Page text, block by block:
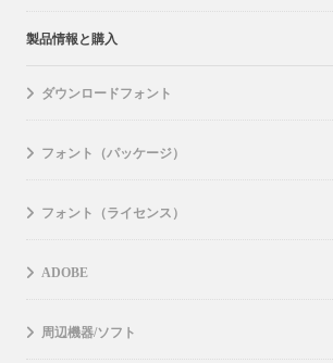
製品情報と購入
ダウンロードフォント
フォント（パッケージ）
フォント（ライセンス）
ADOBE
周辺機器/ソフト